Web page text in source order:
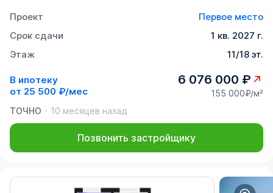
Проект
Первое место
Срок сдачи
1 кв. 2027 г.
Этаж
11/18 эт.
В ипотеку
от 25 500 ₽/мес
6 076 000 ₽
155 000₽/м²
ТОЧНО
10 месяцев назад
Позвонить застройщику